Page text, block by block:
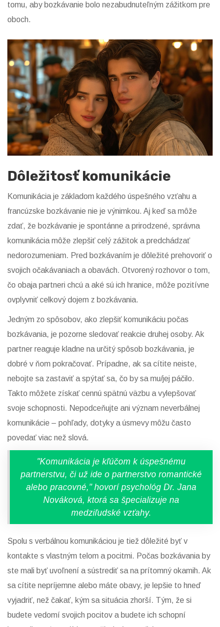
tomu, aby bozkávanie bolo nezabudnuteľným zážitkom pre
oboch.
Dôležitosť komunikácie
Komunikácia je základom každého úspešného vzťahu a
francúzske bozkávanie nie je výnimkou. Aj keď sa môže
zdať, že bozkávanie je spontánne a prirodzené, správna
komunikácia môže zlepšiť celý zážitok a predchádzať
nedorozumeniam. Pred bozkávaním je dôležité prehovoriť o
svojich očakávaniach a obavách. Otvorený rozhovor o tom,
čo obaja partneri chcú a aké sú ich hranice, môže pozitívne
ovplyvniť celkový dojem z bozkávania.
Jedným zo spôsobov, ako zlepšiť komunikáciu počas
bozkávania, je pozorne sledovať reakcie druhej osoby. Ak
partner reaguje kladne na určitý spôsob bozkávania, je
dobré v ňom pokračovať. Prípadne, ak sa cítite neiste,
nebojte sa zastaviť a spýtať sa, čo by sa mu/jej páčilo.
Takto môžete získať cennú spätnú väzbu a vylepšovať
svoje schopnosti. Nepodceňujte ani význam neverbálnej
komunikácie – pohľady, dotyky a úsmevy môžu často
povedať viac než slová.
"Komunikácia je kľúčom k úspešnému
partnerstvu, či už ide o partnerstvo romantické
alebo pracovné," hovorí psychológ Dr. Jana
Nováková, ktorá sa špecializuje na
medziľudské vzťahy.
Spolu s verbálnou komunikáciou je tiež dôležité byť v
kontakte s vlastným telom a pocitmi. Počas bozkávania by
ste mali byť uvoľnení a sústrediť sa na prítomný okamih. Ak
sa cítite nepríjemne alebo máte obavy, je lepšie to hneď
vyjadriť, než čakať, kým sa situácia zhorší. Tým, že si
budete vedomí svojich pocitov a budete ich schopní